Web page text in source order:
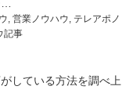
営業ノウハウ テレアポノ
記事
している方法を調べ上